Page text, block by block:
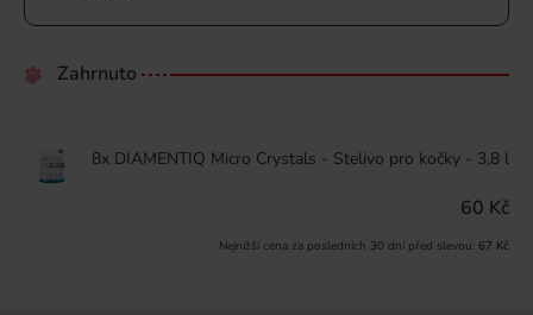
Zahrnuto
8x DIAMENTIQ Micro Crystals - Stelivo pro kočky - 3,8 l
60 Kč
Nejnižší cena za posledních 30 dní před slevou: 67 Kč